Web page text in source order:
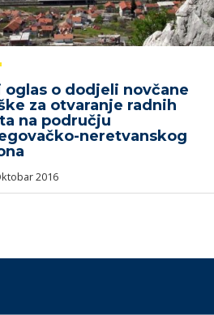
oglas o dodjeli novčane
za otvaranje radnih
na području
neretvanskog
2016